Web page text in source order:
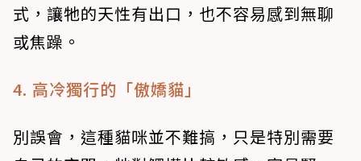
式，讓牠的天性有出口，也不容易感到無聊
或焦躁。
4. 高冷獨行的「傲嬌貓」
別誤會，這種貓咪並不難搞，只是特別需要